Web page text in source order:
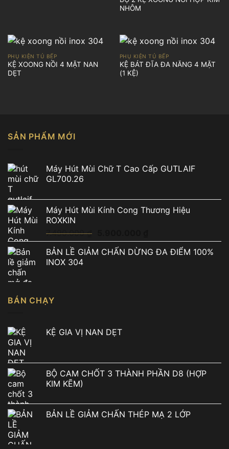
NHÔM
PHỤ KIỆN TỦ BẾP
KỆ XOONG NỒI 4 MẶT NAN
DẸT
PHỤ KIỆN TỦ BẾP
KỆ BÁT ĐĨA ĐA NĂNG 4 MẶT
(1 KỆ)
SẢN PHẨM MỚI
Máy Hút Mùi Chữ T Cao Cấp GUTLAIF
GL700.26
Máy Hút Mùi Kính Cong Thương Hiệu
ROXKIN
7.490.000₫
gốc
là:
hiện
tại
BẢN LỀ GIẢM CHẤN DỪNG ĐA ĐIỂM 100%
INOX 304
BÁN CHẠY
KỆ GIA VỊ NAN DẸT
BỘ CAM CHỐT 3 THÀNH PHẦN D8 (HỢP
KIM KẼM)
BẢN LỀ GIẢM CHẤN THÉP MẠ 2 LỚP